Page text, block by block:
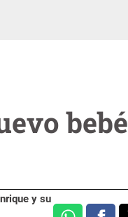
bebé
y su